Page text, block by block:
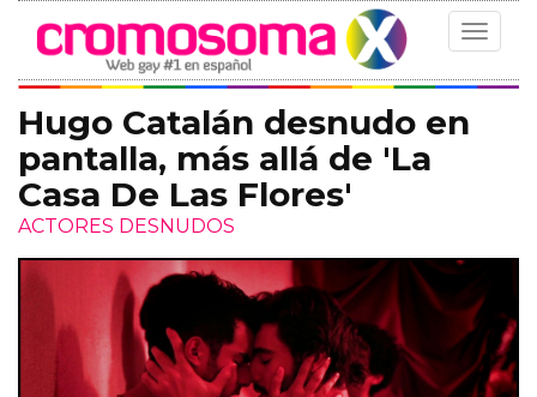
Toggle
Hugo Catalán desnudo en
pantalla, más allá de 'La
Casa De Las Flores'
ACTORES DESNUDOS